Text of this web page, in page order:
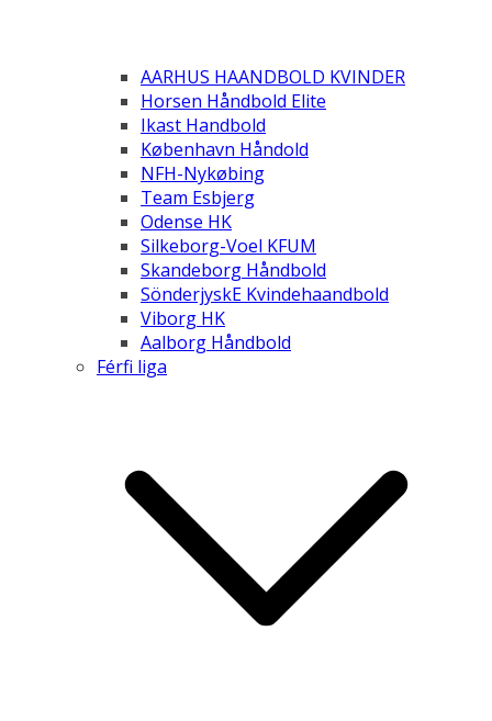
AARHUS HAANDBOLD KVINDER
Horsen Håndbold Elite
Ikast Handbold
København Håndold
NFH-Nykøbing
Team Esbjerg
Odense HK
Silkeborg-Voel KFUM
Skandeborg Håndbold
SönderjyskE Kvindehaandbold
Viborg HK
Aalborg Håndbold
Férfi liga